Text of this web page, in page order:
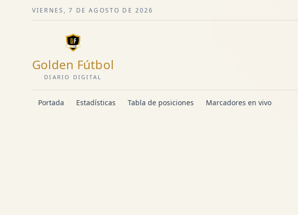
VIERNES, 7 DE AGOSTO DE 2026
Golden Fútbol
DIARIO DIGITAL
Portada Estadísticas Tabla de posiciones Marcadores en vivo